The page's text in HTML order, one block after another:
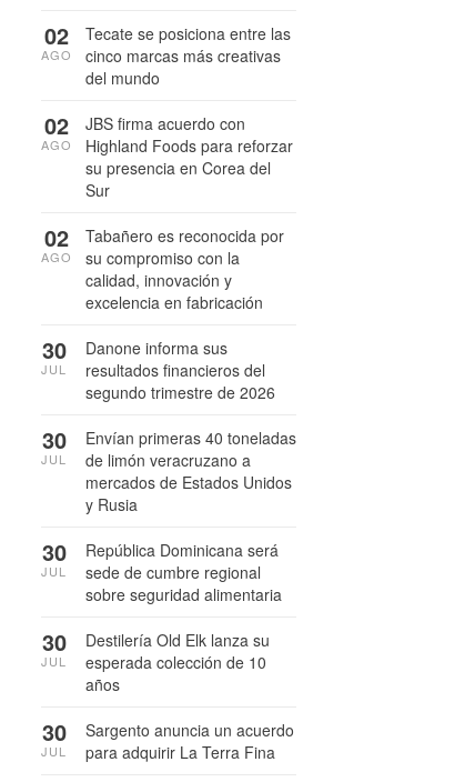
Tecate se posiciona entre las
cinco marcas más creativas
del mundo
02
AGO
JBS firma acuerdo con
Highland Foods para reforzar
su presencia en Corea del
Sur
02
AGO
Tabañero es reconocida por
su compromiso con la
calidad, innovación y
excelencia en fabricación
02
AGO
Danone informa sus
resultados financieros del
segundo trimestre de 2026
30
JUL
Envían primeras 40 toneladas
de limón veracruzano a
mercados de Estados Unidos
y Rusia
30
JUL
República Dominicana será
sede de cumbre regional
sobre seguridad alimentaria
30
JUL
Destilería Old Elk lanza su
esperada colección de 10
años
30
JUL
Sargento anuncia un acuerdo
para adquirir La Terra Fina
30
JUL